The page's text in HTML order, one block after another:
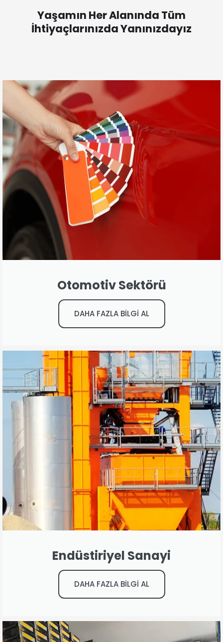
Yaşamın Her Alanında Tüm
İhtiyaçlarınızda Yanınızdayız
Otomotiv Sektörü
DAHA FAZLA BİLGİ AL
Endüstiriyel Sanayi
DAHA FAZLA BİLGİ AL